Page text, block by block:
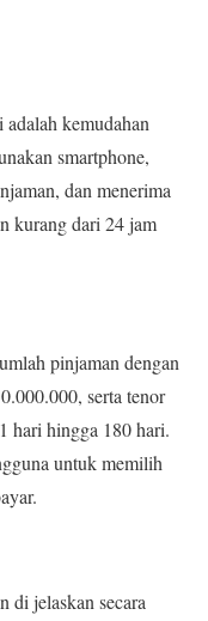
kemudahan
smartphone,
dan menerima
kurang dari 24 jam
pinjaman dengan
serta tenor
hari hingga 180 hari.
untuk memilih
di jelaskan secara